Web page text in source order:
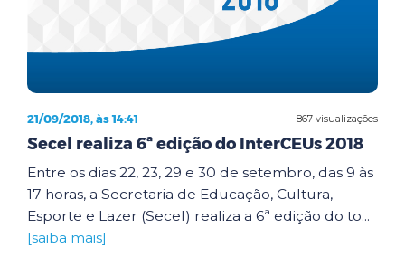
867 visualizações
21/09/2018, às 14:41
Secel realiza 6ª edição do InterCEUs 2018
Entre os dias 22, 23, 29 e 30 de setembro, das 9 às
17 horas, a Secretaria de Educação, Cultura,
Esporte e Lazer (Secel) realiza a 6ª edição do to...
[saiba mais]